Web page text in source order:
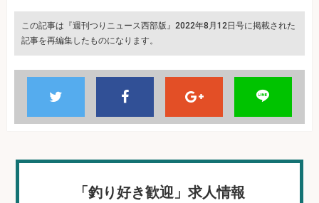
この記事は『週刊つりニュース西部版』2022年8月12日号に掲載された
記事を再編集したものになります。
「釣り好き歓迎」求人情報